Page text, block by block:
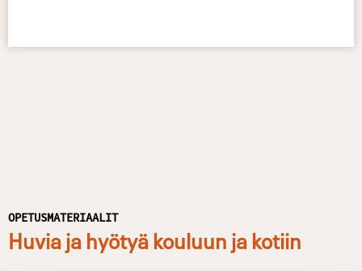
OPETUSMATERIAALIT
Huvia ja hyötyä kouluun ja kotiin